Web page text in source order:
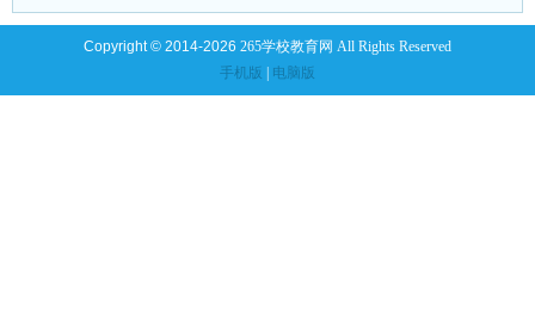
Copyright © 2014-2026 265学校教育网 All Rights Reserved
手机版 | 电脑版